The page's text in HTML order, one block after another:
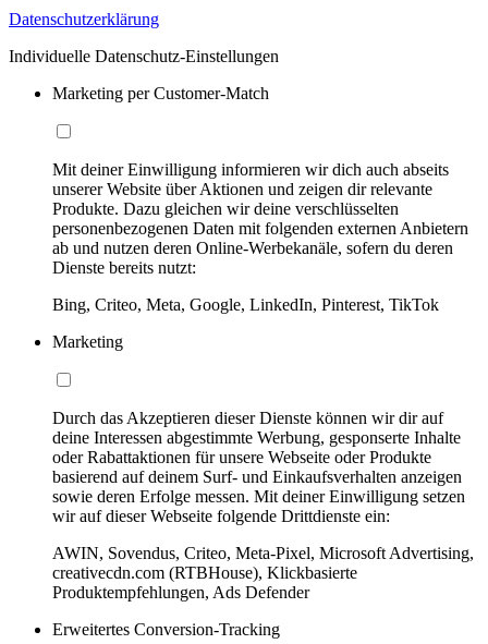
Datenschutzerklärung
Individuelle Datenschutz-Einstellungen
Marketing per Customer-Match
Mit deiner Einwilligung informieren wir dich auch abseits
unserer Website über Aktionen und zeigen dir relevante
Produkte. Dazu gleichen wir deine verschlüsselten
personenbezogenen Daten mit folgenden externen Anbietern
ab und nutzen deren Online-Werbekanäle, sofern du deren
Dienste bereits nutzt:
Bing, Criteo, Meta, Google, LinkedIn, Pinterest, TikTok
Marketing
Durch das Akzeptieren dieser Dienste können wir dir auf
deine Interessen abgestimmte Werbung, gesponserte Inhalte
oder Rabattaktionen für unsere Webseite oder Produkte
basierend auf deinem Surf- und Einkaufsverhalten anzeigen
sowie deren Erfolge messen. Mit deiner Einwilligung setzen
wir auf dieser Webseite folgende Drittdienste ein:
AWIN, Sovendus, Criteo, Meta-Pixel, Microsoft Advertising,
creativecdn.com (RTBHouse), Klickbasierte
Produktempfehlungen, Ads Defender
Erweitertes Conversion-Tracking